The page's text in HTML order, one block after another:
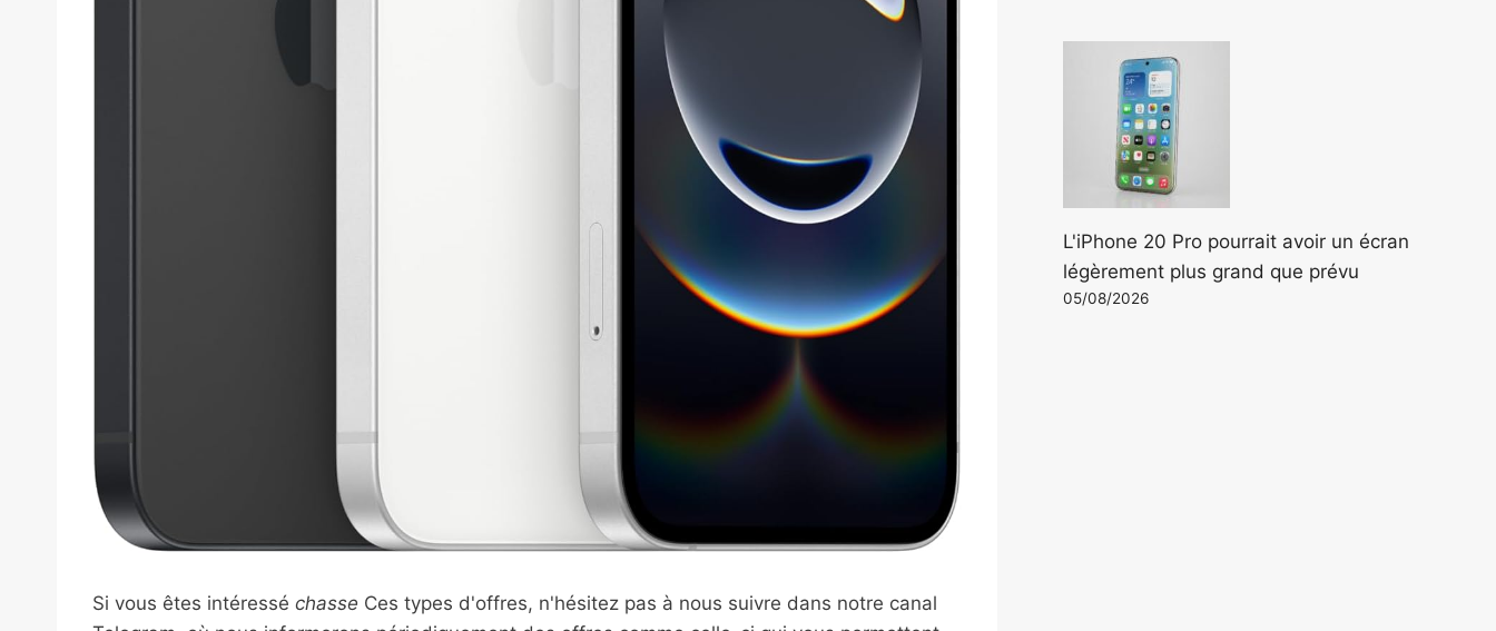
Si vous êtes intéressé chasse Ces types d'offres, n'hésitez pas à nous suivre dans notre canal
L'iPhone 20 Pro pourrait avoir un écran
légèrement plus grand que prévu
05/08/2026